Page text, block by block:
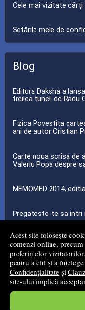
Acest site folosește
comenzi online,
preferințelor
pentru a citi și a înțelege
Confidențialitate și
site-ului implică
Cele mai vizitate cărți
Setările mele de
Blog
Editura Daksha a
treilea tunel, de Radu
Fizica Povestita
ani de autor Cristian
Carte noua scrisa de
Valeriu Popa despre
MEMOMED 2014,
Pregateste-te sa intri
...toate știrile
© 2008 -
Magazin